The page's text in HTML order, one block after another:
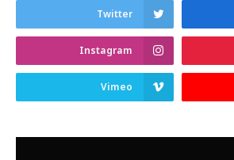
Twitter
Instagram
Vimeo